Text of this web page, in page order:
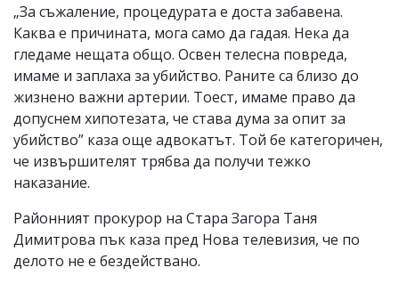
„За съжаление, процедурата е доста забавена.
Каква е причината, мога само да гадая. Нека да
гледаме нещата общо. Освен телесна повреда,
имаме и заплаха за убийство. Раните са близо до
жизнено важни артерии. Тоест, имаме право да
допуснем хипотезата, че става дума за опит за
убийство” каза още адвокатът. Той бе категоричен,
че извършителят трябва да получи тежко
наказание.
Районният прокурор на Стара Загора Таня
Димитрова пък каза пред Нова телевизия, че по
делото не е бездействано.